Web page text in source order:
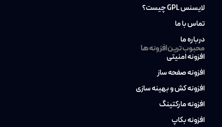
لایسنس GPL چیست؟
تماس با ما
درباره ما
محبوب ترین افزونه ها
افزونه امنیتی
افزونه صفحه ساز
افزونه کش و بهینه سازی
افزونه مارکتینگ
افزونه بکاپ